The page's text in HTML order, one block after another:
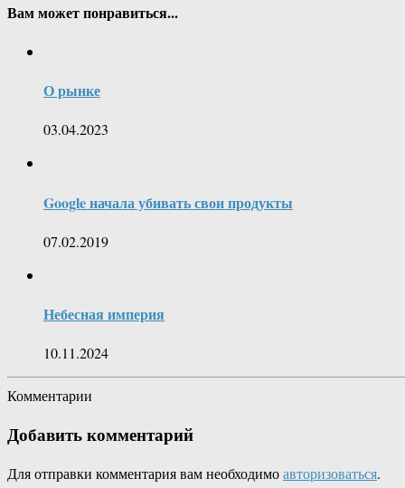
Вам может понравиться...
О рынке
03.04.2023
Google начала убивать свои продукты
07.02.2019
Небесная империя
10.11.2024
Комментарии
Добавить комментарий
Для отправки комментария вам необходимоавторизоваться.